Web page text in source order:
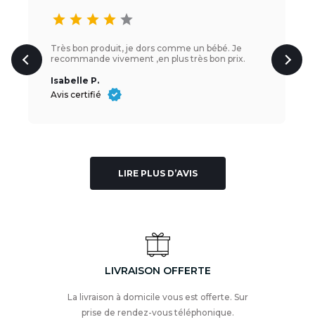
star star star star star
Très bon produit, je dors comme un bébé. Je
recommande vivement ,en plus très bon prix.
Isabelle P.
Avis certifié
LIRE PLUS D’AVIS
LIVRAISON OFFERTE
La livraison à domicile vous est offerte. Sur
prise de rendez-vous téléphonique.